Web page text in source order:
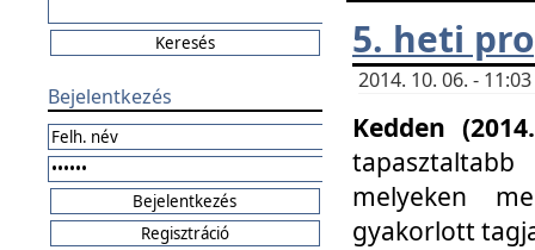
Bejelentkezés
5. heti
2014. 10. 06. -
Kedden
melyeken
gyakorlott